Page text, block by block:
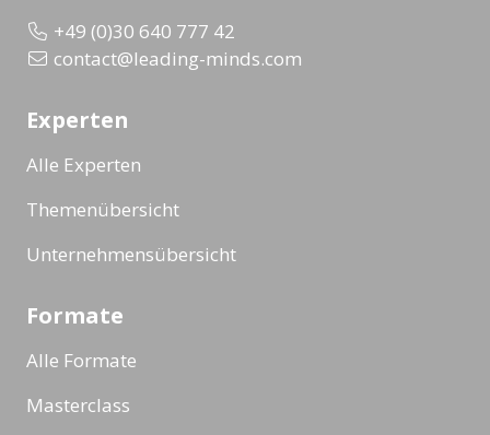
+49 (0)30 640 777 42
contact@leading-minds.com
Experten
Alle Experten
Themenübersicht
Unternehmensübersicht
Formate
Alle Formate
Masterclass